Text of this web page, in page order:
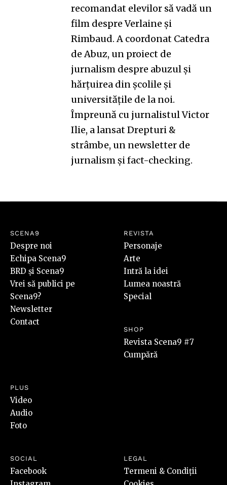
recomandat elevilor să vadă un
film despre Verlaine și
Rimbaud. A coordonat Catedra
de Abuz, un proiect de
jurnalism despre abuzul și
hărțuirea din școlile și
universitățile de la noi.
Împreună cu jurnalistul Victor
Ilie, a lansatDrepturi &
strâmbe, un newsletter de
jurnalism și fact-checking.
SCENA9
Despre noi
Echipa Scena9
BRD și Scena9
Vrei să publici pe
Scena9?
Newsletter
Contact
REVISTA
Personaje
Arte
Intră la idei
Lumea noastră
Special
SHOP
Revista Scena9 #7
Cumpără
PLUS
Video
Audio
Foto
SOCIAL
Facebook
LEGAL
Termeni & Condiții